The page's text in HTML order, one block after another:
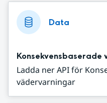
Data
Ladda ner API för
vädervarningar